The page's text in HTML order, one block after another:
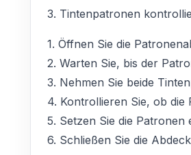
3. Tintenpatronen
1. Öffnen Sie die
2. Warten Sie, bis der
3. Nehmen Sie beide
4. Kontrollieren Sie, ob die
5. Setzen Sie die
6. Schließen Sie die